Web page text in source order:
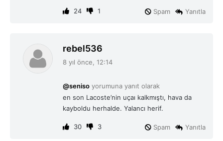
24 1 Yanıtla
Spam
rebel536
8 yıl önce, 12:14
@seniso yorumuna yanıt olarak
en son Lacoste’nin uçaı kalkmıştı, hava da
kayboldu herhalde. Yalancı herif.
30 3 Yanıtla
Spam